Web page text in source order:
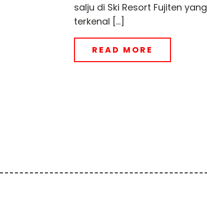
salju di Ski Resort Fujiten yang
terkenal […]
READ MORE